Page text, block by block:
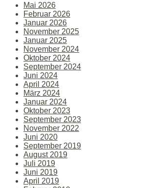
Mai 2026
Februar 2026
Januar 2026
November 2025
Januar 2025
November 2024
Oktober 2024
September 2024
Juni 2024
April 2024
März 2024
Januar 2024
Oktober 2023
September 2023
November 2022
Juni 2020
September 2019
August 2019
Juli 2019
Juni 2019
April 2019